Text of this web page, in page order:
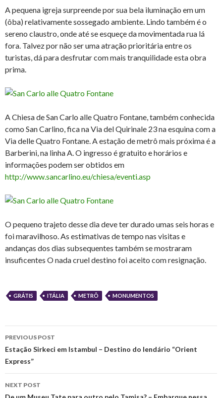
A pequena igreja surpreende por sua bela iluminação em um
(ôba) relativamente sossegado ambiente. Lindo também é o
sereno claustro, onde até se esqueçe da movimentada rua lá
fora. Talvez por não ser uma atração prioritária entre os
turistas, dá para desfrutar com mais tranquilidade esta obra
prima.
A Chiesa de San Carlo alle Quatro Fontane, também conhecida
como San Carlino, fica na Via del Quirinale 23 na esquina com a
Via delle Quatro Fontane. A estação de metrô mais próxima é a
Barberini, na linha A. O ingresso é gratuito e horários e
informações podem ser obtidos em
http://www.sancarlino.eu/chiesa/eventi.asp
O pequeno trajeto desse dia deve ter durado umas seis horas e
foi maravilhoso. As estimativas de tempo nas visitas e
andanças dos dias subsequentes também se mostraram
insuficentes O nada cruel destino foi aceito com resignação.
GRÁTIS ITÁLIA METRÔ MONUMENTOS
Post
navigation
PREVIOUS POST
Estação Sirkeci em Istambul – Destino do lendário “Orient
Express”
NEXT POST